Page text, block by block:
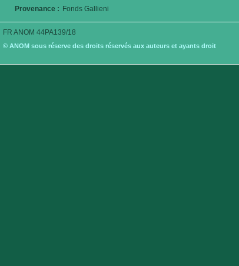
Provenance : Fonds Gallieni
FR ANOM 44PA139/18
© ANOM sous réserve des droits réservés aux auteurs et ayants droit